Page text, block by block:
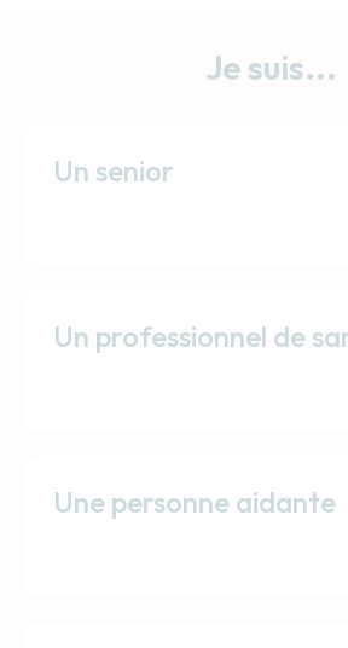
Je suis...
Un senior
Un professionnel de
Une personne aidante